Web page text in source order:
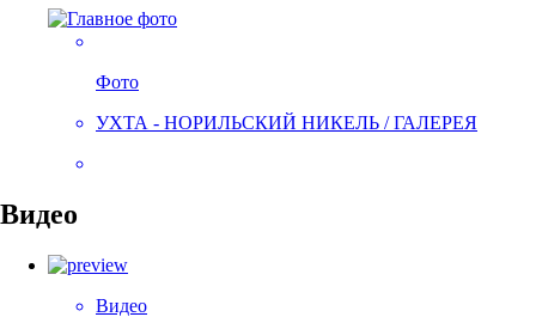
Фото
УХТА - НОРИЛЬСКИЙ НИКЕЛЬ / ГАЛЕРЕЯ
Видео
Видео